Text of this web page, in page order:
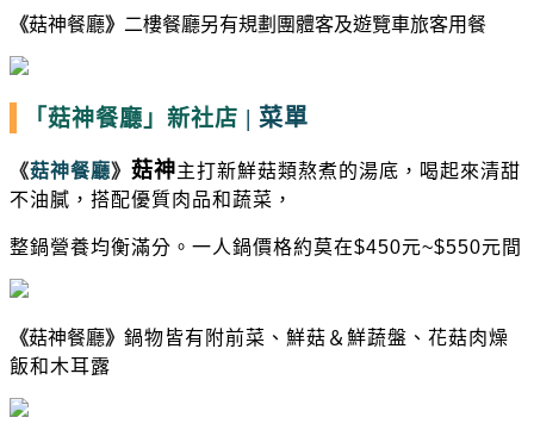
《菇神餐廳》 二樓餐廳另有規劃團體客及遊覽車旅客用餐
「菇神餐廳」新社店 | 菜單
《菇神餐廳》 菇神主打新鮮菇類熬煮的湯底，喝起來清甜
不油膩，搭配優質肉品和蔬菜，
整鍋營養均衡滿分。一人鍋價格約莫在$450元~$550元間
《菇神餐廳》 鍋物皆有附前菜、鮮菇＆鮮蔬盤、花菇肉燥
飯和木耳露